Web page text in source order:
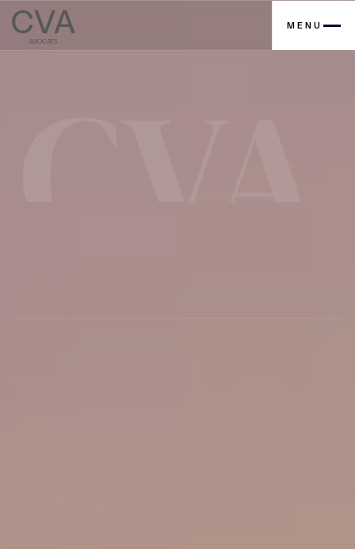
CVA
AVOCATS
MENU